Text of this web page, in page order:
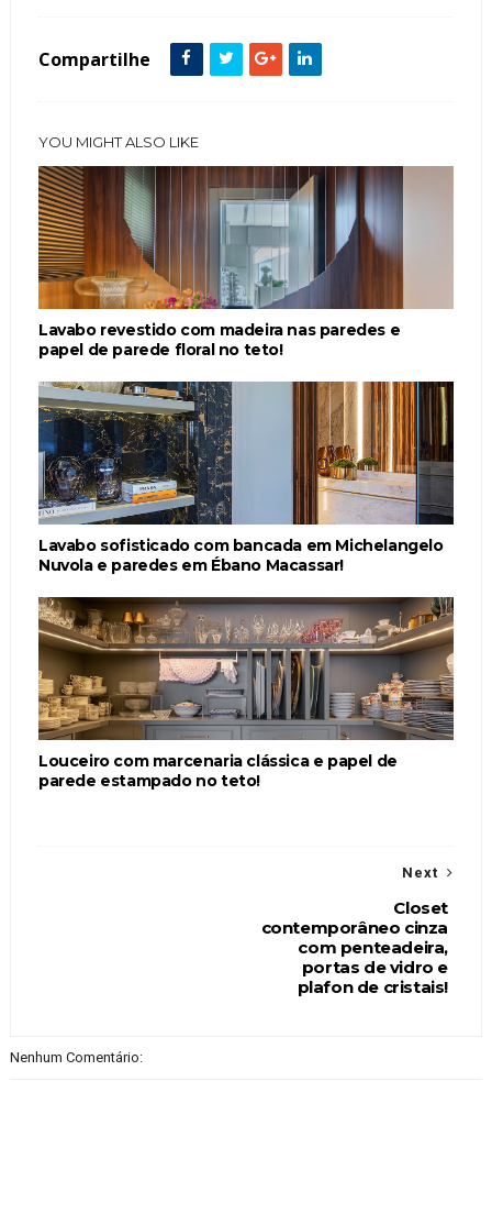
Compartilhe
YOU MIGHT ALSO LIKE
Lavabo revestido com madeira nas paredes e
papel de parede floral no teto!
Lavabo sofisticado com bancada em Michelangelo
Nuvola e paredes em Ébano Macassar!
Louceiro com marcenaria clássica e papel de
parede estampado no teto!
Next
Closet
contemporâneo cinza
com penteadeira,
portas de vidro e
plafon de cristais!
Nenhum Comentário: